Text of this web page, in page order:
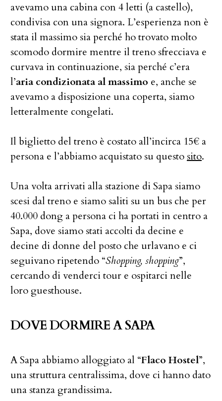
avevamo una cabina con 4 letti (a castello),
condivisa con una signora. L’esperienza non è
stata il massimo sia perché ho trovato molto
scomodo dormire mentre il treno sfrecciava e
curvava in continuazione, sia perché c’era
l’aria condizionata al massimo e, anche se
avevamo a disposizione una coperta, siamo
letteralmente congelati.
Il biglietto del treno è costato all’incirca 15€ a
persona e l’abbiamo acquistato su questo sito.
Una volta arrivati alla stazione di Sapa siamo
scesi dal treno e siamo saliti su un bus che per
40.000 dong a persona ci ha portati in centro a
Sapa, dove siamo stati accolti da decine e
decine di donne del posto che urlavano e ci
seguivano ripetendo “Shopping, shopping”,
cercando di venderci tour e ospitarci nelle
loro guesthouse.
DOVE DORMIRE A SAPA
A Sapa abbiamo alloggiato al “Flaco Hostel”,
una struttura centralissima, dove ci hanno dato
una stanza grandissima.